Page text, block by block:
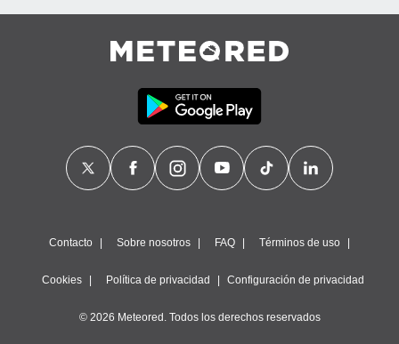
Contacto Sobre nosotros FAQ Términos de uso
Cookies Política de privacidad Configuración de privacidad
© 2026 Meteored. Todos los derechos reservados